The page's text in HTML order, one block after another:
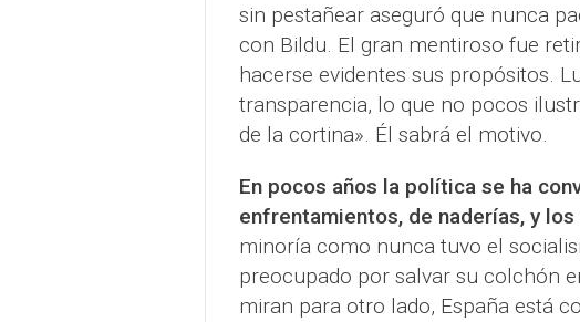
sin pestañear aseguró que nunca
con Bildu. El gran mentiroso fue
hacerse evidentes sus propósitos.
transparencia, lo que no pocos
de la cortina». Él sabrá el motivo.
En pocos años la política se ha
enfrentamientos, de naderías, y
minoría como nunca tuvo el
preocupado por salvar su colchón
miran para otro lado, España está